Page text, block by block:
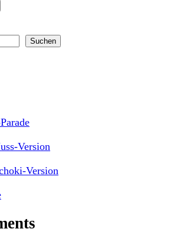
Suchen
Version
Version